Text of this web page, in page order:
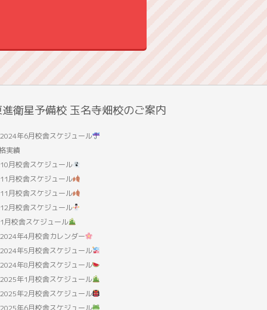
衛星予備校 玉名寺畑校のご案内
2024年6月校舎スケジュール
実績
10月校舎スケジュール
11月校舎スケジュール
11月校舎スケジュール
12月校舎スケジュール
1月校舎スケジュール
2024年4月校舎カレンダー
2024年5月校舎スケジュール
2024年8月校舎スケジュール
2025年1月校舎スケジュール
2025年2月校舎スケジュール